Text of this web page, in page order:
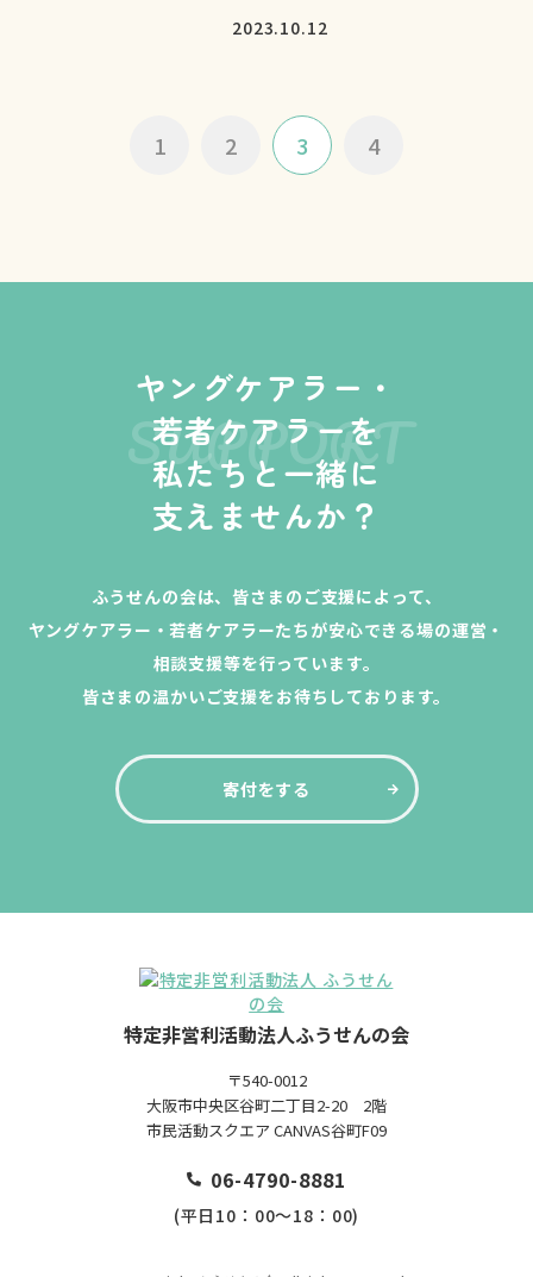
2023.10.12
1 2 3 4
ヤングケアラー・
若者ケアラーを
私たちと一緒に
支えませんか？
SUPPORT
ふうせんの会は、皆さまのご支援によって、
ヤングケアラー・若者ケアラーたちが安心できる場の運営・
相談支援等を行っています。
皆さまの温かいご支援をお待ちしております。
寄付をする
特定非営利活動法人ふうせんの会
〒540-0012
大阪市中央区谷町二丁目2-20 2階
市民活動スクエア CANVAS谷町F09
06-4790-8881
(平日10：00～18：00)